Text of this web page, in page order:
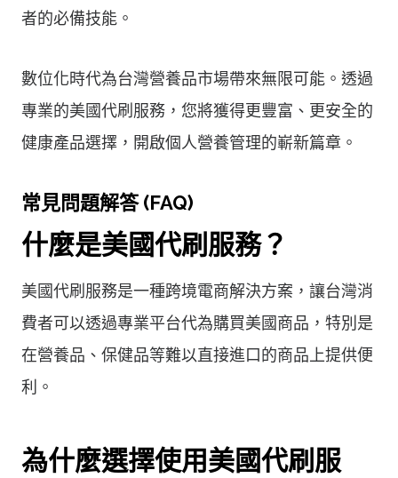
者的必備技能。
數位化時代為台灣營養品市場帶來無限可能。透過
專業的美國代刷服務，您將獲得更豐富、更安全的
健康產品選擇，開啟個人營養管理的嶄新篇章。
常見問題解答 (FAQ)
什麼是美國代刷服務？
美國代刷服務是一種跨境電商解決方案，讓台灣消
費者可以透過專業平台代為購買美國商品，特別是
在營養品、保健品等難以直接進口的商品上提供便
利。
為什麼選擇使用美國代刷服